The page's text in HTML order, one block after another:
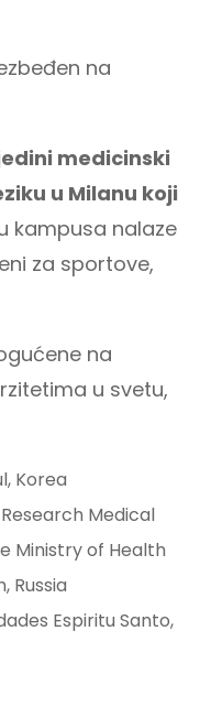
na
medicinski
u Milanu koji
kampusa nalaze
za sportove,
na
u svetu,
Korea
Medical
Ministry of Health
Russia
Espiritu Santo,